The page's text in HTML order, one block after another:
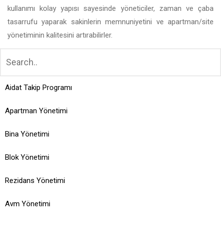
kullanımı kolay yapısı sayesinde yöneticiler, zaman ve çaba
tasarrufu yaparak sakinlerin memnuniyetini ve apartman/site
yönetiminin kalitesini artırabilirler.
Aidat Takip Programı
Apartman Yönetimi
Bina Yönetimi
Blok Yönetimi
Rezidans Yönetimi
Avm Yönetimi